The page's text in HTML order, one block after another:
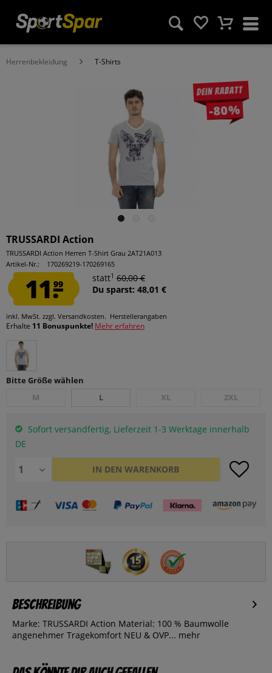
Herrenbekleidung T-Shirts
Dein Rabatt
-80%
TRUSSARDI Action
TRUSSARDI Action Herren T-Shirt Grau 2AT21A013
Artikel-Nr.:
170269219-170269165
11.99
statt1 60,00 €
Du sparst: 48,01 €
inkl. MwSt. zzgl. Versandkosten. Herstellerangaben
Erhalte 11 Bonuspunkte! Mehr erfahren
Bitte Größe wählen
M
L XL 2XL
Sofort versandfertig, Lieferzeit 1-3 Werktage innerhalb
DE
IN DEN WARENKORB
Beschreibung
Marke: TRUSSARDI Action Material: 100 % Baumwolle
angenehmer Tragekomfort NEU & OVP... mehr